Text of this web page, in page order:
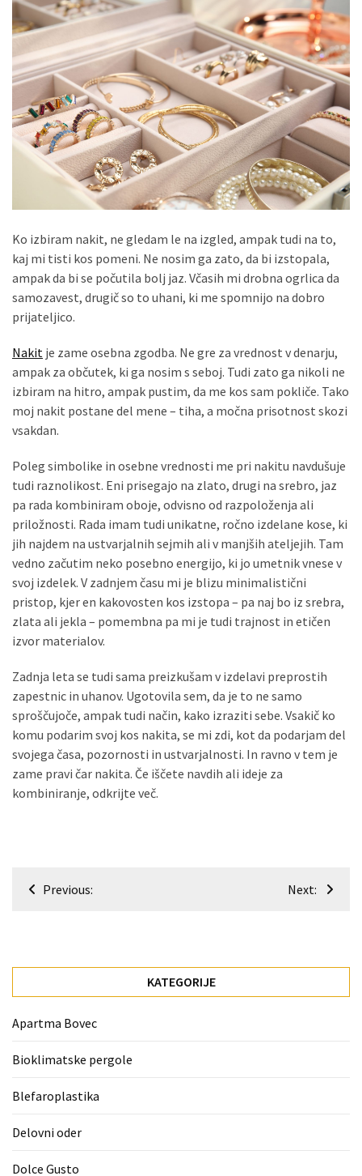
energije
Oljarna
Lisjak
zame
blagovna
MOST
USED
CATEGORIES
Varnost
Tisk
na
majice
(1)
Pergotende
(1)
Izračun
pokojnine
(1)
Napihljive
blazine
(1)
Fitnes
oprema
Vodovod
(1)
Blefaroplastika
Ko izbiram nakit, ne gledam le na izgled, ampak tudi na to,
kaj mi tisti kos pomeni. Ne nosim ga zato, da bi izstopala,
ampak da bi se počutila bolj jaz. Včasih mi drobna ogrlica da
samozavest, drugič so to uhani, ki me spomnijo na dobro
prijateljico.
Nakit je zame osebna zgodba. Ne gre za vrednost v denarju,
ampak za občutek, ki ga nosim s seboj. Tudi zato ga nikoli ne
izbiram na hitro, ampak pustim, da me kos sam pokliče. Tako
moj nakit postane del mene – tiha, a močna prisotnost skozi
vsakdan.
Poleg simbolike in osebne vrednosti me pri nakitu navdušuje
tudi raznolikost. Eni prisegajo na zlato, drugi na srebro, jaz
pa rada kombiniram oboje, odvisno od razpoloženja ali
priložnosti. Rada imam tudi unikatne, ročno izdelane kose, ki
jih najdem na ustvarjalnih sejmih ali v manjših ateljejih. Tam
vedno začutim neko posebno energijo, ki jo umetnik vnese v
svoj izdelek. V zadnjem času mi je blizu minimalistični
pristop, kjer en kakovosten kos izstopa – pa naj bo iz srebra,
zlata ali jekla – pomembna pa mi je tudi trajnost in etičen
izvor materialov.
Zadnja leta se tudi sama preizkušam v izdelavi preprostih
zapestnic in uhanov. Ugotovila sem, da je to ne samo
sproščujoče, ampak tudi način, kako izraziti sebe. Vsakič ko
komu podarim svoj kos nakita, se mi zdi, kot da podarjam del
svojega časa, pozornosti in ustvarjalnosti. In ravno v tem je
zame pravi čar nakita. Če iščete navdih ali ideje za
kombiniranje, odkrijte več.
Navigacija
Previous: Next:
KATEGORIJE
Apartma Bovec
Bioklimatske pergole
Blefaroplastika
Delovni oder
Dolce Gusto